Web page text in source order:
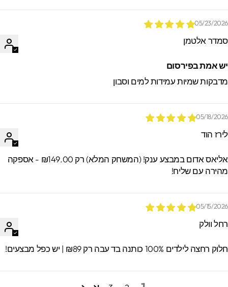
05/23/
אלטמן
אמת בפירסום
שמיות עמידות למים וסבון
05/18/
הוד
אליאס אדום במבצע ענק! (המשחק המלא) רק ₪149.00 - אספקה
עם שליח!
05/15/
וולק
רחצה לילדים 100% כותנה בד עבה רק ₪89 | יש כפל מבצעים!